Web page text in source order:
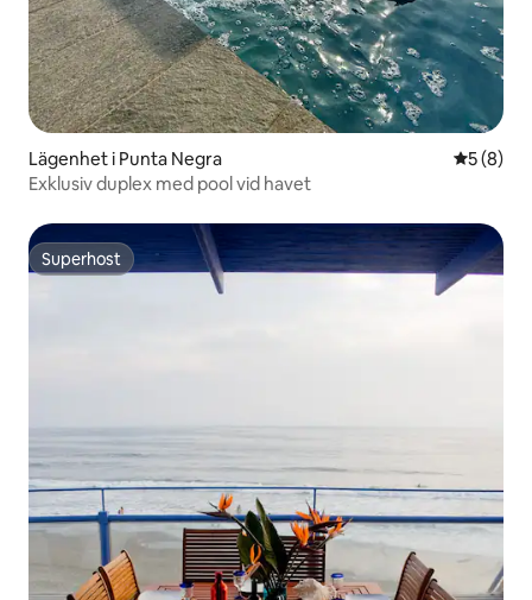
Lägenhet i Punta Negra 5 av 5 i
5 (8)
Exklusiv duplex med pool vid havet
Superhost
Superhost